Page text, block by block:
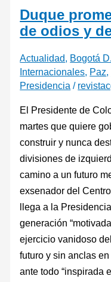
Duque
de odios y
Actualidad, Bogotá
Internacionales, Paz,
Presidencia /
El Presidente de
martes que quiere
construir y nunca
divisiones de
camino a un futuro
exsenador del
llega a la
generación
ejercicio vanidoso
futuro y sin anclas
ante todo “inspirada